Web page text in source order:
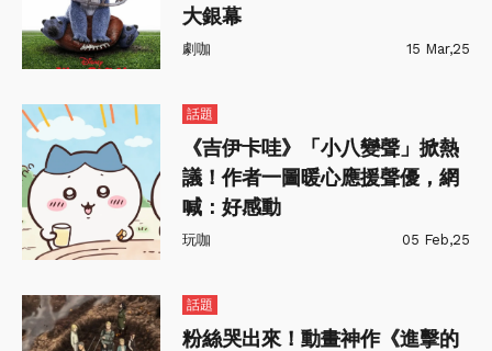
大銀幕
劇咖 15 Mar,25
話題
《吉伊卡哇》「小八變聲」掀熱
議！作者一圖暖心應援聲優，網
喊：好感動
玩咖 05 Feb,25
話題
粉絲哭出來！動畫神作《進擊的